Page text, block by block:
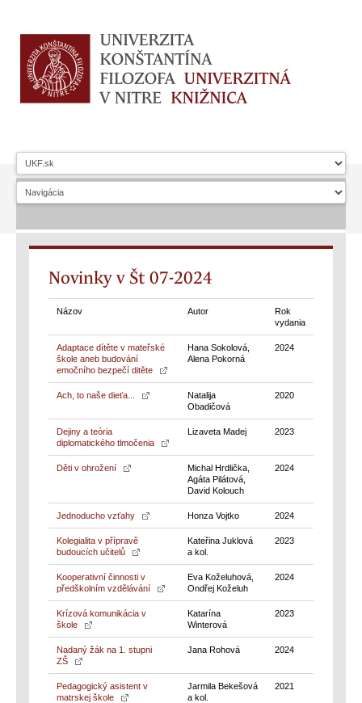
Novinky v Št 07-2024
Názov Autor
Rok
vydania
Adaptace dítěte v mateřské
škole aneb budování
emočního bezpečí ditěte
Hana Sokolová,
Alena Pokorná
2024
Ach, to naše dieťa...
Natalija
Obadičová
2020
Dejiny a teória
diplomatického tlmočenia
Lizaveta Madej 2023
Děti v ohrožení
Michal Hrdlička,
Agáta Pilátová,
David Kolouch
2024
Jednoducho vzťahy Honza Vojtko 2024
Kolegialita v přípravě
budoucích učitelů
Kateřina Juklová
a kol.
2023
Kooperativní činnosti v
předškolním vzdělávání
Eva Koželuhová,
Ondřej Koželuh
2024
Krízová komunikácia v
škole
Katarína
Winterová
2023
Nadaný žák na 1. stupni
ZŠ
Jana Rohová 2024
Pedagogický asistent v
matrskej škole
Jarmila Bekešová
a kol.
2021